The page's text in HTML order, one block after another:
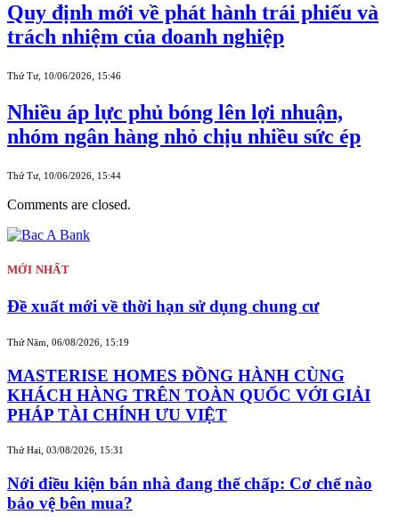
Quy định mới về phát hành trái phiếu và
trách nhiệm của doanh nghiệp
Thứ Tư, 10/06/2026, 15:46
Nhiều áp lực phủ bóng lên lợi nhuận,
nhóm ngân hàng nhỏ chịu nhiều sức ép
Thứ Tư, 10/06/2026, 15:44
Comments are closed.
MỚI NHẤT
Đề xuất mới về thời hạn sử dụng chung cư
Thứ Năm, 06/08/2026, 15:19
MASTERISE HOMES ĐỒNG HÀNH CÙNG
KHÁCH HÀNG TRÊN TOÀN QUỐC VỚI GIẢI
PHÁP TÀI CHÍNH ƯU VIỆT
Thứ Hai, 03/08/2026, 15:31
Nới điều kiện bán nhà đang thế chấp: Cơ chế nào
bảo vệ bên mua?